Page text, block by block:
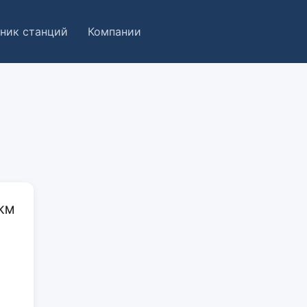
станций Компании